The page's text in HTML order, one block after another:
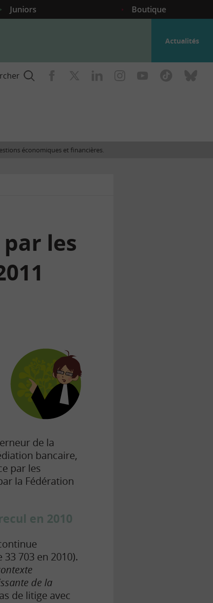
Juniors Boutique
Actualités
économiques et financières.
les
de la
bancaire,
par les
la Fédération
en 2010
703 en 2010).
de la
de litige avec